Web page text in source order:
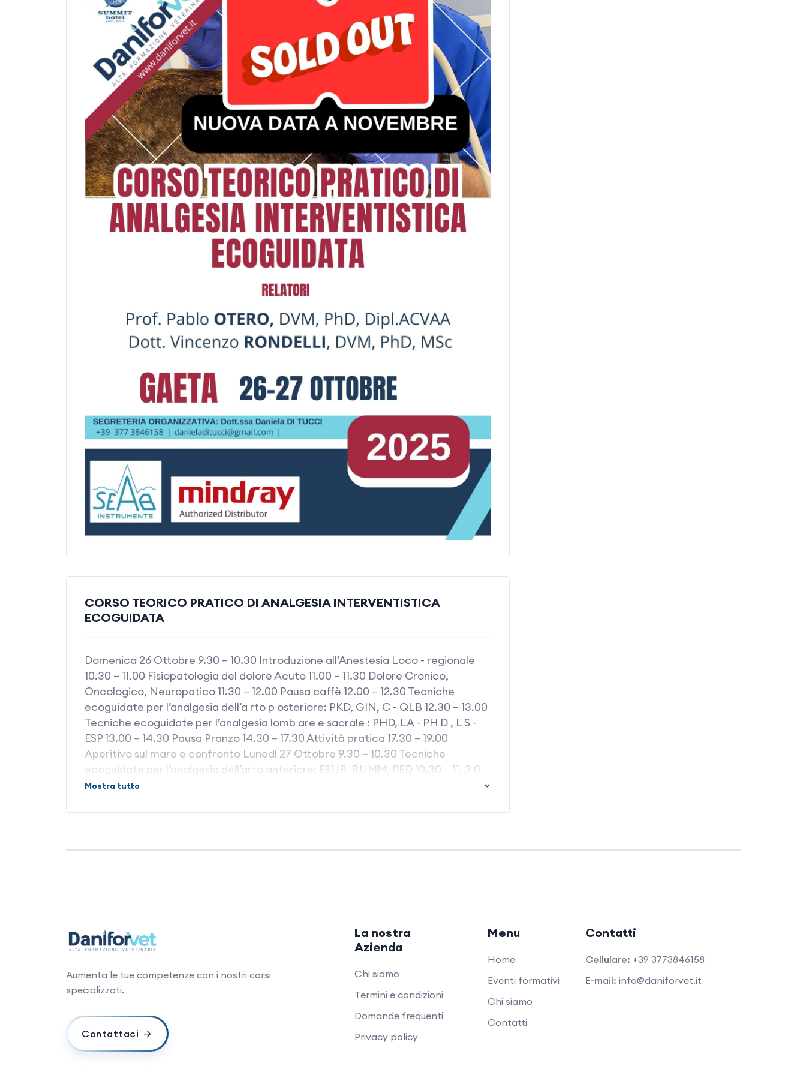
CORSO TEORICO PRATICO DI ANALGESIA INTERVENTISTICA
ECOGUIDATA
Domenica 26 Ottobre 9.30 – 10.30 Introduzione all’Anestesia Loco - regionale
10.30 – 11.00 Fisiopatologia del dolore Acuto 11.00 – 11.30 Dolore Cronico,
Oncologico, Neuropatico 11.30 – 12.00 Pausa caffè 12.00 – 12.30 Tecniche
ecoguidate per l’analgesia dell’a rto p osteriore: PKD, GIN, C - QLB 12.30 – 13.00
Tecniche ecoguidate per l’analgesia lomb are e sacrale : PHD, LA - PH D , L S -
ESP 13.00 – 14.30 Pausa Pranzo 14.30 – 17.30 Attività pratica 17.30 – 19.00
Aperitivo sul mare e confronto Lunedì 27 Ottobre 9.30 – 10.30 Tecniche
ecoguidate per l’analgesia dell’arto anteriore: ESUB, RUMM, PED 10.30 – 11. 3 0
Analgesia ecoguidata dell’Addome: TAP, QLB, TA - ESP, RMI 11.30 – 12.00 Pausa
TTP, CPB 13.00 – 14.30 Pausa Pranzo 14.30 – 17.30 Attività pratica
Mostra tutto
Aumenta le tue competenze con i nostri corsi
specializzati.
Contattaci
La nostra
Azienda
Chi siamo
Termini e condizioni
Domande frequenti
Privacy policy
Menu
Home
Eventi formativi
Chi siamo
Contatti
Contatti
Cellulare: +39 3773846158
E-mail: info@daniforvet.it